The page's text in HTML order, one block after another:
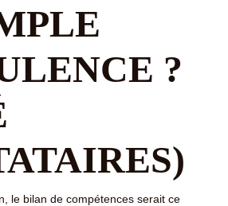
?
le bilan de compétences serait ce